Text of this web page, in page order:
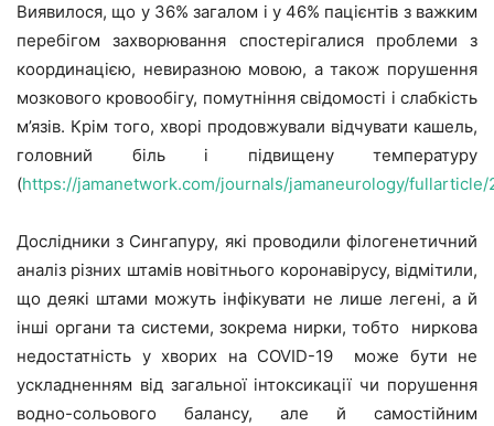
Виявилося, що у 36% загалом і у 46% пацієнтів з важким
перебігом захворювання спостерігалися проблеми з
координацією, невиразною мовою, а також порушення
мозкового кровообігу, помутніння свідомості і слабкість
м’язів. Крім того, хворі продовжували відчувати кашель,
головний біль і підвищену температуру
(https://jamanetwork.com/journals/jamaneurology/
Дослідники з Сингапуру, які проводили філогенетичний
аналіз різних штамів новітнього коронавірусу, відмітили,
що деякі штами можуть інфікувати не лише легені, а й
інші органи та системи, зокрема нирки, тобто ниркова
недостатність у хворих на COVID-19 може бути не
ускладненням від загальної інтоксикації чи порушення
водно-сольового балансу, але й самостійним